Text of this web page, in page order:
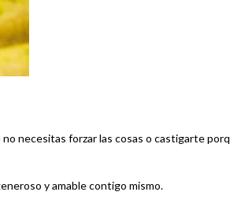
necesitas forzar las cosas o castigarte
y amable contigo mismo.